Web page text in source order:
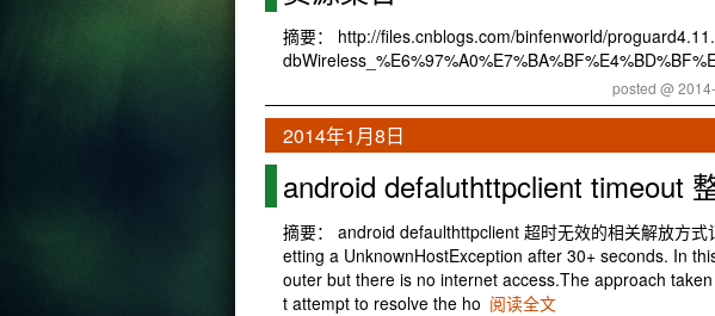
摘要： http://files.cnblogs.com/binfenworld/
posted @
2014年1月8日
android defaluthttpclient timeout
摘要： android defaulthttpclient 超时无效的相关解放方
etting a UnknownHostException after 30+ seconds. In
outer but there is no internet access.The approach
t attempt to resolve the ho 阅读全文